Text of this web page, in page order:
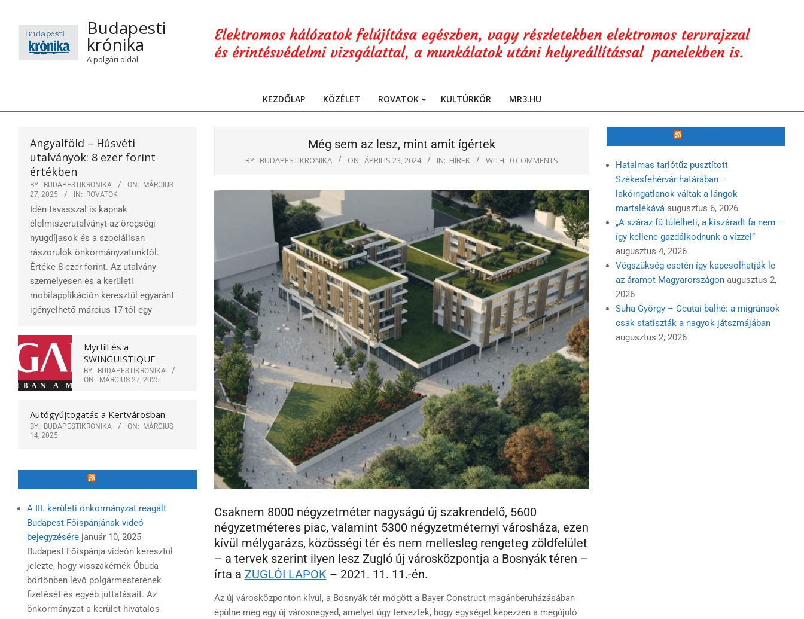
content
Budapesti
krónika
A polgári oldal
Primary
KEZDŐLAP KÖZÉLET ROVATOK KULTÚRKÖR MR3.HU
Még sem az lesz, mint amit ígértek
BY: BUDAPESTIKRONIKA ON: ÁPRILIS 23, 2024 IN: HÍREK WITH: 0 COMMENTS
Csaknem 8000 négyzetméter nagyságú új szakrendelő, 5600
négyzetméteres piac, valamint 5300 négyzetméternyi városháza, ezen
kívül mélygarázs, közösségi tér és nem mellesleg rengeteg zöldfelület
– a tervek szerint ilyen lesz Zugló új városközpontja a Bosnyák téren –
írta a ZUGLÓI LAPOK – 2021. 11. 11.-én.
Az új városközponton kívül, a Bosnyák tér mögött a Bayer Construct magánberuházásában
épülne meg egy új városnegyed, amelyet úgy terveztek, hogy egységet képezzen a megújuló
Angyalföld – Húsvéti
utalványok: 8 ezer forint
értékben
BY: BUDAPESTIKRONIKA ON:
MÁRCIUS
27, 2025
IN: ROVATOK
Idén tavasszal is kapnak
élelmiszerutalványt az öregségi
nyugdíjasok és a szociálisan
rászorulók önkormányzatunktól.
Értéke 8 ezer forint. Az utalvány
személyesen és a kerületi
mobilapplikáción keresztül egyaránt
igényelhető március 17-től egy
Myrtill és a
SWINGUISTIQUE
BY:
BUDAPESTIKRONIKA
ON:
MÁRCIUS 27, 2025
Autógyújtogatás a Kertvárosban
BY: BUDAPESTIKRONIKA ON:
MÁRCIUS
14, 2025
A III. kerületi önkormányzat reagált
Budapest Főispánjának videó
bejegyzésére január 10, 2025
Budapest Főispánja videón keresztül
jelezte, hogy visszakérnék Óbuda
börtönben lévő polgármesterének
fizetését és egyéb juttatásait. Az
önkormányzat a kerület hivatalos
Hatalmas tarlótűz pusztított
Székesfehérvár határában –
lakóingatlanok váltak a lángok
martalékává augusztus 6, 2026
„A száraz fű túlélheti, a kiszáradt fa nem –
így kellene gazdálkodnunk a vízzel”
augusztus 4, 2026
Végszükség esetén így kapcsolhatják le
az áramot Magyarországon augusztus 2,
2026
Suha György – Ceutai balhé: a migránsok
csak statiszták a nagyok játszmájában
augusztus 2, 2026